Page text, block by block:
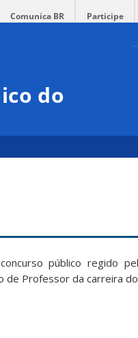
Comunica BR Participe
do
público regido
de Professor da carreira